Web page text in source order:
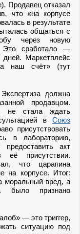
Продавец отказал
что «на корпусе
в результате
общаться с
через новую
Это сработало —
Маркетплейс
наш счёт» (тут
должна
продавцом.
не стала ждать
в Союз
присутствовать
в лабораторию,
акт
её присутствии.
что царапина
на корпусе. Итог:
моральный вред, а
было признано
— это триггер,
ситуацию под